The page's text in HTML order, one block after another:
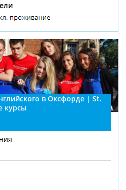
в Оксфорде | St.
курсы